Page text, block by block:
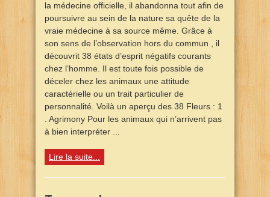
la médecine officielle, il abandonna tout afin de
poursuivre au sein de la nature sa quête de la
vraie médecine à sa source même. Grâce à
son sens de l’observation hors du commun , il
découvrit 38 états d’esprit négatifs courants
chez l’homme. Il est toute fois possible de
déceler chez les animaux une attitude
caractérielle ou un trait particulier de
personnalité. Voilà un aperçu des 38 Fleurs : 1
. Agrimony Pour les animaux qui n’arrivent pas
à bien interpréter ...
Lire la suite...